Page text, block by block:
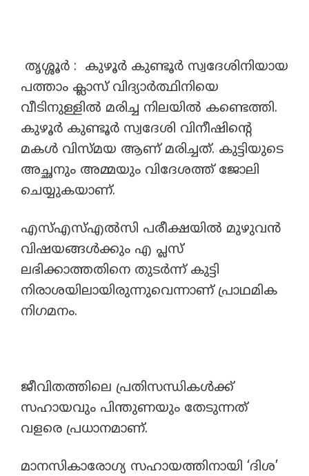
തൃശ്ശൂർ : കുഴൂർ കുണ്ടൂർ സ്വദേശിനിയായ
പത്താം ക്ലാസ് വിദ്യാർത്ഥിനിയെ
വീടിനുള്ളിൽ മരിച്ച നിലയിൽ കണ്ടെത്തി.
കുഴൂർ കുണ്ടൂർ സ്വദേശി വിനീഷിന്റെ
മകൾ വിസ്മയ ആണ് മരിച്ചത്. കുട്ടിയുടെ
അച്ഛനും അമ്മയും വിദേശത്ത് ജോലി
ചെയ്യുകയാണ്.
എസ്എസ്എൽസി പരീക്ഷയിൽ മുഴുവൻ
വിഷയങ്ങൾക്കും എ പ്ലസ്
ലഭിക്കാത്തതിനെ തുടർന്ന് കുട്ടി
നിരാശയിലായിരുന്നുവെന്നാണ് പ്രാഥമിക
നിഗമനം.
ജീവിതത്തിലെ പ്രതിസന്ധികൾക്ക്
സഹായവും പിന്തുണയും തേടുന്നത്
വളരെ പ്രധാനമാണ്.
മാനസികാരോഗ്യ സഹായത്തിനായി ‘ദിശ’